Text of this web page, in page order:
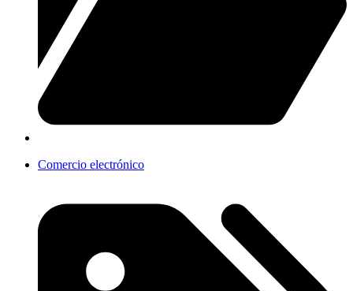
Comercio electrónico